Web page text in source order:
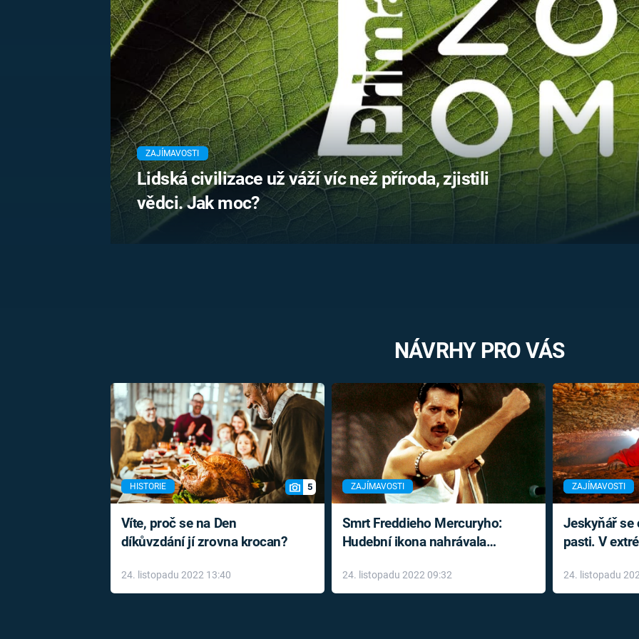
MARIE TEREZIE
NAPOLEON
BONAPARTE
BRITSKÁ
KRÁLOVSKÁ
RODINA
UFO A
MIMOZEMŠŤANÉ
UTAJENÉ PŘÍBĚHY
ČESKÝCH DĚJIN
ALTERNATIVNÍ
HISTORIE
FILMY
REALITA
HORORY
REALITA
OPTICKÉ
KLAMY
ZAJÍMAVOSTI
Lidská civilizace už váží víc než příroda, zjistili
vědci. Jak moc?
NÁVRHY PRO VÁS
HISTORIE 5
Víte, proč se na Den
díkůvzdání jí zrovna krocan?
24. listopadu 2022 13:40
ZAJÍMAVOSTI
Smrt Freddieho Mercuryho:
Hudební ikona nahrávala
léky
24. listopadu 2022 09:32
ZAJÍMAVOSTI
Jeskyňář se
pasti. V
24. listopadu